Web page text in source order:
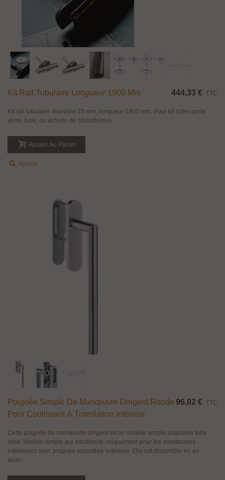
Kit Rail Tubulaire Longueur 1900 Mm 444,33 € TTC
Kit rail tubulaire diamètre 25 mm, longueur 1900 mm. Pour kit roller porte
verre, bois, ou échelle de bibliothèque.
Ajouter Au Panier
Aperçu
Poignée Simple De Manœuvre Dirigent Ronde
Pour Coulissant À Translation Intèrieur
96,02 € TTC
Cette poignée de manœuvre dirigent est le modèle simple angulaire tube
rond. Version simple qui fonctionne uniquement pour les manœuvres
intérieures avec poignée encastrée extérieur. Elle est disponible en en
acier...